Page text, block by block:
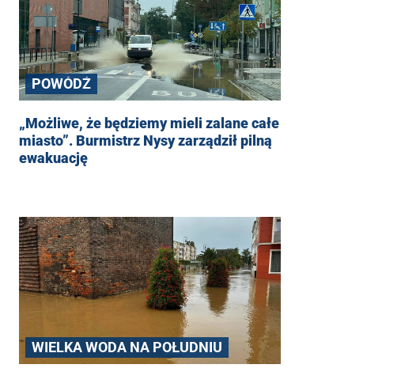
POWÓDŹ
„Możliwe, że będziemy mieli zalane całe
miasto”. Burmistrz Nysy zarządził pilną
ewakuację
WIELKA WODA NA POŁUDNIU